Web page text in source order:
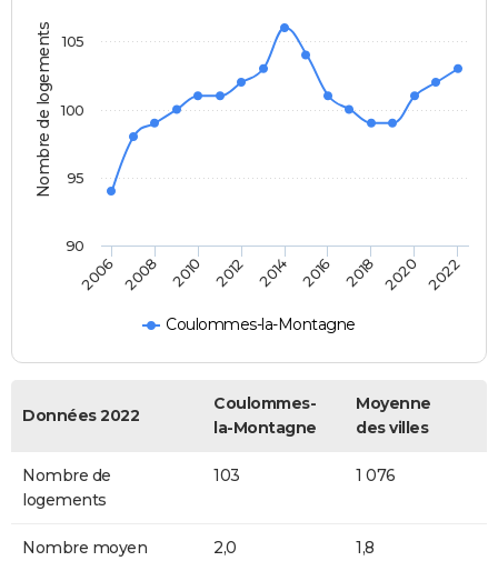
Nombre de logements
Coulommes-la-Montagne
2006 2008 2010 2012 2014 2016 2018 2020 2022
95
100
105
90
Données 2022
Coulommes-
la-Montagne
Moyenne
des villes
Nombre de
logements
103 1 076
Nombre moyen
2,0 1,8